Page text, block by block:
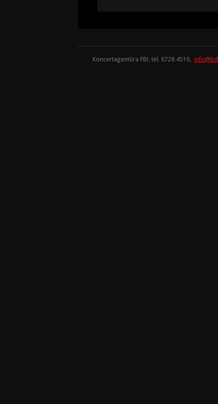
Koncertaģentūra FBI, tel. 6728 4516,